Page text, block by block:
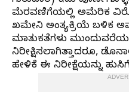
ಮೆರವಣಿಗೆಯಲ್ಲಿ ಅಮೆರಿಕ
ಖಮೇನಿ ಅಂತ್ಯಕ್ರಿಯೆ ಬಳಿಕ
ಮಾತುಕತೆಗಳು
ನಿರೀಕ್ಷಿಸಲಾಗಿತ್ತಾದರೂ,
ಹೇಳಿಕೆ ಈ ನಿರೀಕ್ಷೆಯನ್ನು